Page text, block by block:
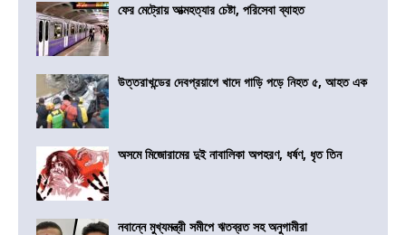
ফের মেট্রোয় আত্মহত্যার চেষ্টা, পরিসেবা ব্যাহত
উত্তরাখন্ডের দেবপ্রয়াগে খাদে গাড়ি পড়ে নিহত ৫, আহত এক
অসমে মিজোরামের দুই নাবালিকা অপহরণ, ধর্ষণ, ধৃত তিন
নবান্নে মুখ্যমন্ত্রী সমীপে ঋতব্রত সহ অনুগামীরা